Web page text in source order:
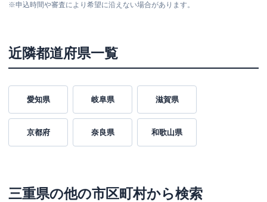
※申込時間や審査により希望に沿えない場合があります。
近隣都道府県一覧
愛知県 岐阜県 滋賀県
京都府 奈良県 和歌山県
三重県の他の市区町村から検索